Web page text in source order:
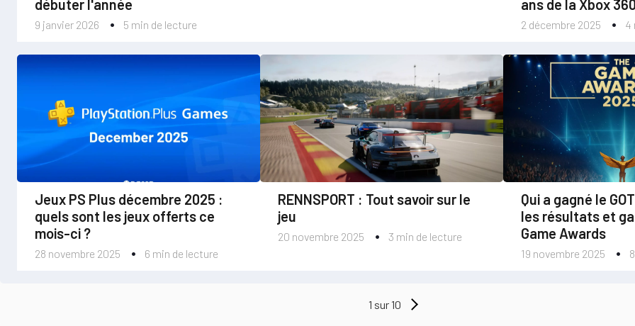
9 janvier 2026 5 min de lecture
débuter l'année
2 décembre 2025 4
ans de la Xbox 360
28 novembre 2025 6 min de lecture
Jeux PS Plus décembre 2025 :
quels sont les jeux offerts ce
mois-ci ?
20 novembre 2025 3 min de lecture
RENNSPORT : Tout savoir sur le
jeu
19 novembre 2025
Qui a gagné le
les résultats et
Game Awards
1 sur 10